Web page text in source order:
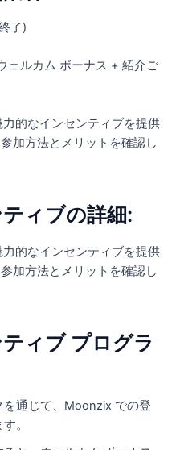
了)
ェルカム ボーナス + 紹介ご
的なインセンティブを提供
加方法とメリットを確認し
ィブの詳細:
的なインセンティブを提供
加方法とメリットを確認し
ィブ プログラ
通じて、Moonzix での登
。